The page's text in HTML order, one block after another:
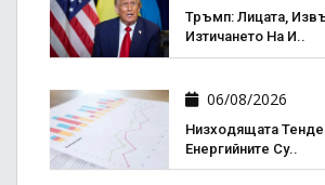
Тръмп: Лицата,
Изтичането На И..
06/08/2026
Низходящата
Енергийните Су..